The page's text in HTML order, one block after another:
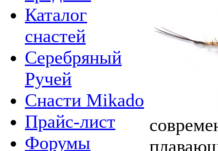
Каталог
снастей
Серебряный
Ручей
Снасти Mikado
Прайс-лист
Форумы